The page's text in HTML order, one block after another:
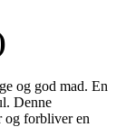
og god mad. En
Denne
og forbliver en